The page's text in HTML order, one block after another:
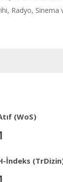
Radyo, Sinema
(WoS)
İndeks